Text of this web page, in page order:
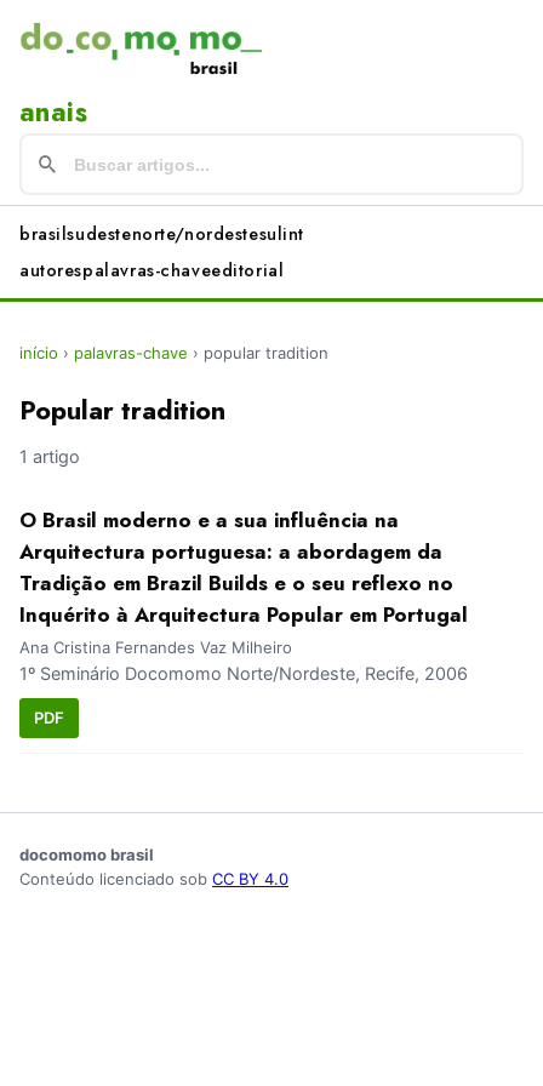
anais
brasilsudestenorte/nordestesulint
autorespalavras-chaveeditorial
início › palavras-chave › popular tradition
Popular tradition
1 artigo
O Brasil moderno e a sua influência na
Arquitectura portuguesa: a abordagem da
Tradição em Brazil Builds e o seu reflexo no
Inquérito à Arquitectura Popular em Portugal
Ana Cristina Fernandes Vaz Milheiro
1º Seminário Docomomo Norte/Nordeste, Recife, 2006
PDF
docomomo brasil
Conteúdo licenciado sob CC BY 4.0